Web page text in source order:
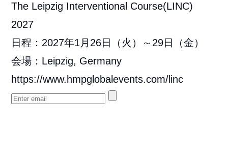
The Leipzig Interventional Course(LINC)
2027
日程：2027年1月26日（火）～29日（金）
会場：Leipzig, Germany
https://www.hmpglobalevents.com/linc